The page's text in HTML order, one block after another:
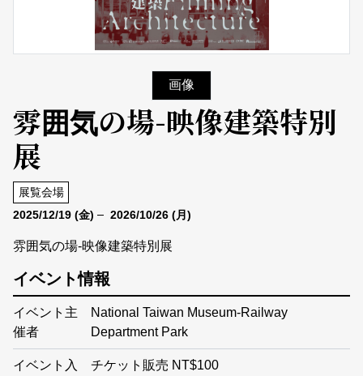
画像
雰囲気の場-映像建築特別
展
展覧会場
2025/12/19 (金) 2026/10/26 (月)
雰囲気の場-映像建築特別展
イベント情報
イベント主
催者
National Taiwan Museum-Railway
Department Park
イベント入
チケット販売 NT$100